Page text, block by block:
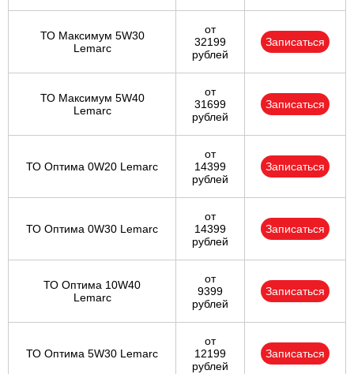
ТО Максимум 5W30
Lemarc
от
32199
рублей
Записаться
ТО Максимум 5W40
Lemarc
от
31699
рублей
Записаться
ТО Оптима 0W20 Lemarc
от
14399
рублей
Записаться
ТО Оптима 0W30 Lemarc
от
14399
рублей
Записаться
ТО Оптима 10W40
Lemarc
от
9399
рублей
Записаться
ТО Оптима 5W30 Lemarc
от
12199
рублей
Записаться